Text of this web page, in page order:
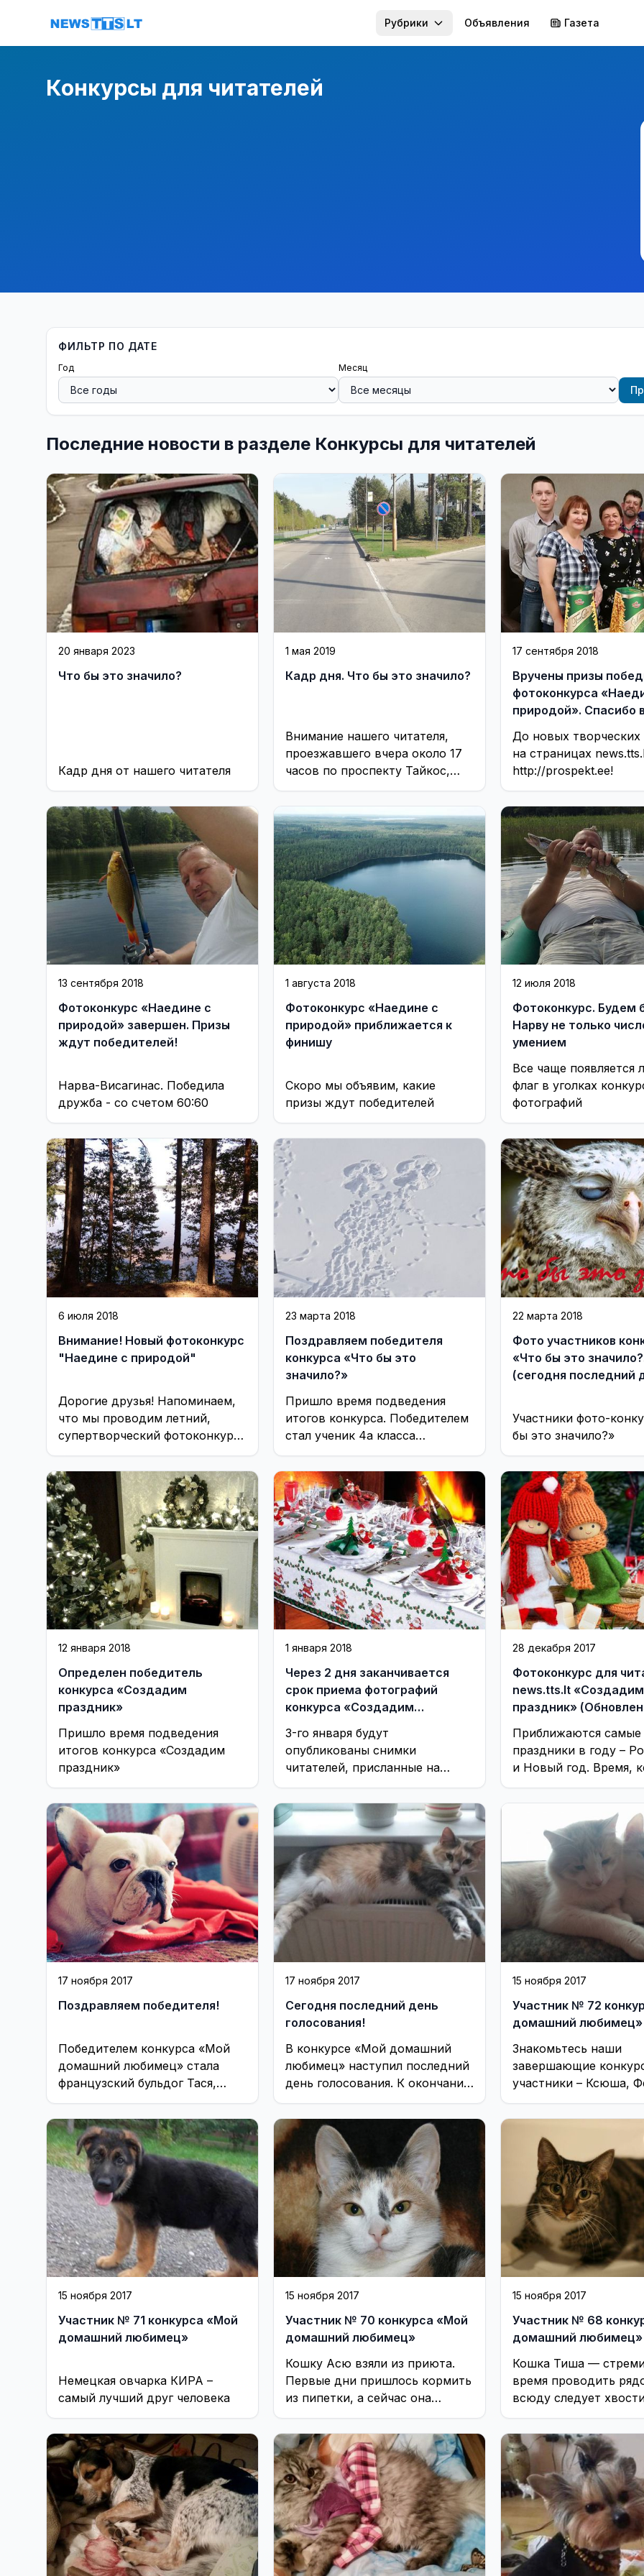
Перейти к содержимому
Рубрики Объявления Газета
Конкурсы для читателей
ФИЛЬТР ПО ДАТЕ
Год Месяц
Последние новости в разделе Конкурсы для читателей
20 января 2023
Что бы это значило?
Кадр дня от нашего читателя
1 мая 2019
Кадр дня. Что бы это значило?
Внимание нашего читателя,
проезжавшего вчера около 17
часов по проспекту Тайкос,
привлек предмет одежды
белого цвета
17 сентября 2018
Вручены призы
фотоконкурса
природой». Спасибо всем
До новых творческих
на страницах
http://prospekt.ee!
13 сентября 2018
Фотоконкурс «Наедине с
природой» завершен. Призы
ждут победителей!
Нарва-Висагинас. Победила
дружба - со счетом 60:60
1 августа 2018
Фотоконкурс «Наедине с
природой» приближается к
финишу
Скоро мы объявим, какие
призы ждут победителей
12 июля 2018
Фотоконкурс. Будем
Нарву не только
умением
Все чаще появляется
флаг в уголках
фотографий
6 июля 2018
Внимание! Новый фотоконкурс
"Наедине с природой"
Дорогие друзья! Напоминаем,
что мы проводим летний,
супертворческий фотоконкур
«НАЕДИНЕ С ПРИРОДОЙ»
23 марта 2018
Поздравляем победителя
конкурса «Что бы это
значило?»
Пришло время подведения
итогов конкурса. Победителем
стал ученик 4а класса
прогимназии «Gerosios vilties»
Руслан Медведев
22 марта 2018
Фото участников
«Что бы это
(сегодня последний
Участники фото-
бы это значило?»
12 января 2018
Определен победитель
конкурса «Создадим
праздник»
Пришло время подведения
итогов конкурса «Создадим
праздник»
1 января 2018
Через 2 дня заканчивается
срок приема фотографий
конкурса «Создадим
3-го января будут
опубликованы снимки
читателей, присланные на
Фотоконкурс читателей
news.tts.lt «Создадим праздник»
28 декабря 2017
Фотоконкурс для
news.tts.lt «Создадим
праздник»
Приближаются
праздники в году –
и Новый год. Время,
хочется делать
дарить радость себе
17 ноября 2017
Поздравляем победителя!
Победителем конкурса «Мой
домашний любимец» стала
французский бульдог Тася,
участница нашего конкурса
под номером 17
17 ноября 2017
Сегодня последний день
голосования!
В конкурсе «Мой домашний
любимец» наступил последний
день голосования. К окончанию
дня станет известен
победитель
15 ноября 2017
Участник № 72
домашний любимец»
Знакомьтесь наши
завершающие
участники – Ксюша,
Клайд
15 ноября 2017
Участник № 71 конкурса «Мой
домашний любимец»
Немецкая овчарка КИРА –
самый лучший друг человекa
15 ноября 2017
Участник № 70 конкурса «Мой
домашний любимец»
Кошку Асю взяли из приюта.
Первые дни пришлось кормить
из пипетки, а сейчас она
настоящая красавица
15 ноября 2017
Участник № 68
домашний любимец»
Кошка Тиша —
время проводить
всюду следует
преданный пес